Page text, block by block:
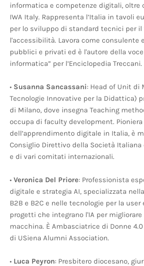
informatica e competenze digitali, oltre
IWA Italy. Rappresenta l’Italia in tavoli
per lo sviluppo di standard tecnici per il
l'accessibilità. Lavora come consulente
pubblici e privati ed è l'autore della
informatica” per l’Enciclopedia Treccani.
• Susanna Sancassani: Head of Unit di
Tecnologie Innovative per la Didattica)
di Milano, dove insegna Teaching
occupa di faculty development. Pioniera
dell’apprendimento digitale in Italia, è
Consiglio Direttivo della Società Italiana
e di vari comitati internazionali.
• Veronica Del Priore: Professionista
digitale e strategia AI, specializzata
B2B e B2C e nelle tecnologie per la user
progetti che integrano l'IA per migliorare
macchina. È Ambasciatrice di Donne
di USiena Alumni Association.
• Luca Peyron: Presbitero diocesano,